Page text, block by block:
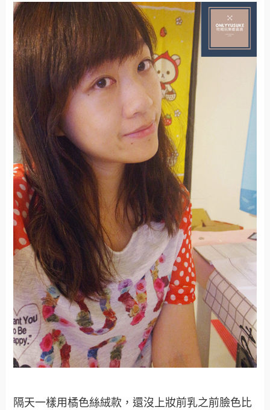
隔天一樣用橘色絲絨款，還沒上妝前乳之前臉色比